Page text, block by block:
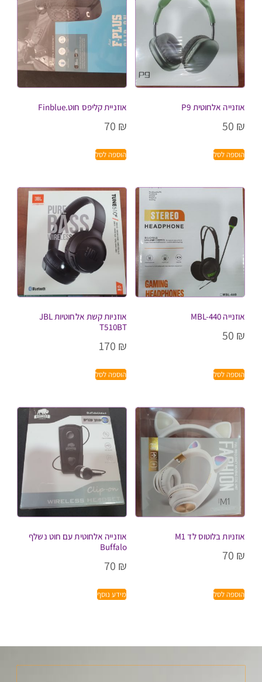
אוזנייה אלחוטית P9
50 ₪
הוספה לסל
אוזניית קליפס חוט.Finblue
70 ₪
הוספה לסל
אוזנייה MBL-440
50 ₪
הוספה לסל
אוזניות קשת אלחוטיות JBL
T510BT
170 ₪
הוספה לסל
אוזניות בלוטוס לד M1
70 ₪
הוספה לסל
אוזנייה אלחוטית עם חוט נשלף
Buffalo
70 ₪
מידע נוסף